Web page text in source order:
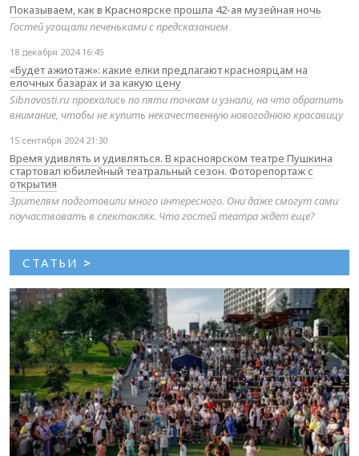
Показываем, как в Красноярске прошла 42-ая музейная ночь
Гостей угощали печеньками с предсказанием
18 декабря 2024 16:45
«Будет ажиотаж»: какие елки предлагают красноярцам на
елочных базарах и за какую цену
Sibnovosti.ru проехались по пяти точкам и узнали, на что обратить
внимание, чтобы не купить некачественную новогоднюю красавицу
15 сентября 2024 21:30
Время удивлять и удивляться. В красноярском театре Пушкина
стартовал юбилейный театральный сезон. Фоторепортаж с
открытия
Зрителям подготовили много интересного. Они даже смогут сами
поучаствовать в спектаклях. Что гостей театра ждет еще?
СТАТЬИ >